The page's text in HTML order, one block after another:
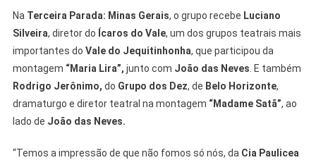
Na Terceira Parada: Minas Gerais, o grupo recebe Luciano
Silveira, diretordo Ícaros do Vale, um dos grupos teatrais mais
importantes do Vale do Jequitinhonha, que participou da
montagem “Maria Lira”, junto com João das Neves. E também
Rodrigo Jerônimo, do Grupo dos Dez, de Belo Horizonte,
dramaturgo e diretor teatral na montagem “Madame Satã”, ao
lado de João das Neves.
“Temos a impressão de que não fomos só nós, da Cia Paulicea